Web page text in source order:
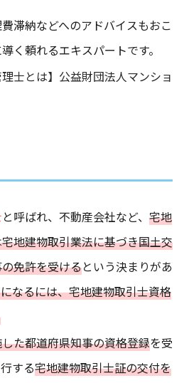
滞納などへのアドバイスもおこ
く頼れるエキスパートです。
理士とは】公益財団法人マンショ
と呼ばれ、不動産会社など、 宅地
地建物取引業法に基づき国土交
免許を受けるという決まりがあ
なるには、宅地建物取引士資格
た都道府県知事の資格登録を受
する宅地建物取引士証の交付を